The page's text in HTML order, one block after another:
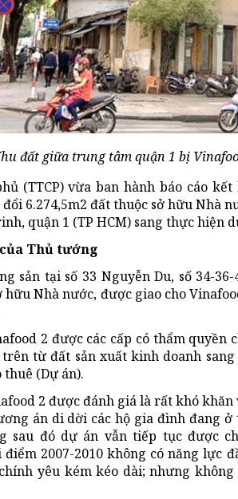
đất giữa trung tâm quận 1 bị
(TTCP) vừa ban hành báo cáo
6.274,5m2 đất thuộc sở hữu Nhà
quận 1 (TP HCM) sang thực hiện
Thủ tướng
sản tại số 33 Nguyễn Du, số 34-
hữu Nhà nước, được giao cho
2 được các cấp có thẩm quyền
từ đất sản xuất kinh doanh
(Dự án).
2 được đánh giá là rất khó
án di dời các hộ gia đình đang
sau đó dự án vẫn tiếp tục được
2007-2010 không có năng lực
yêu kém kéo dài; nhưng